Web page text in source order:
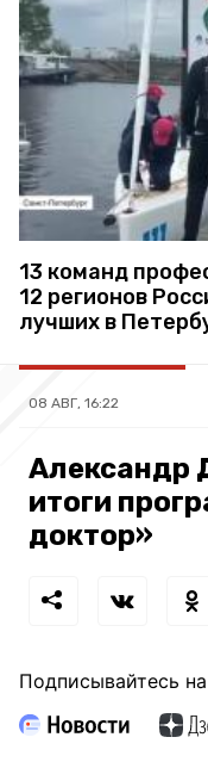
13 команд
12 регионов
лучших в
08 АВГ, 16:22
Александр
итоги
доктор»
Подписывайтесь